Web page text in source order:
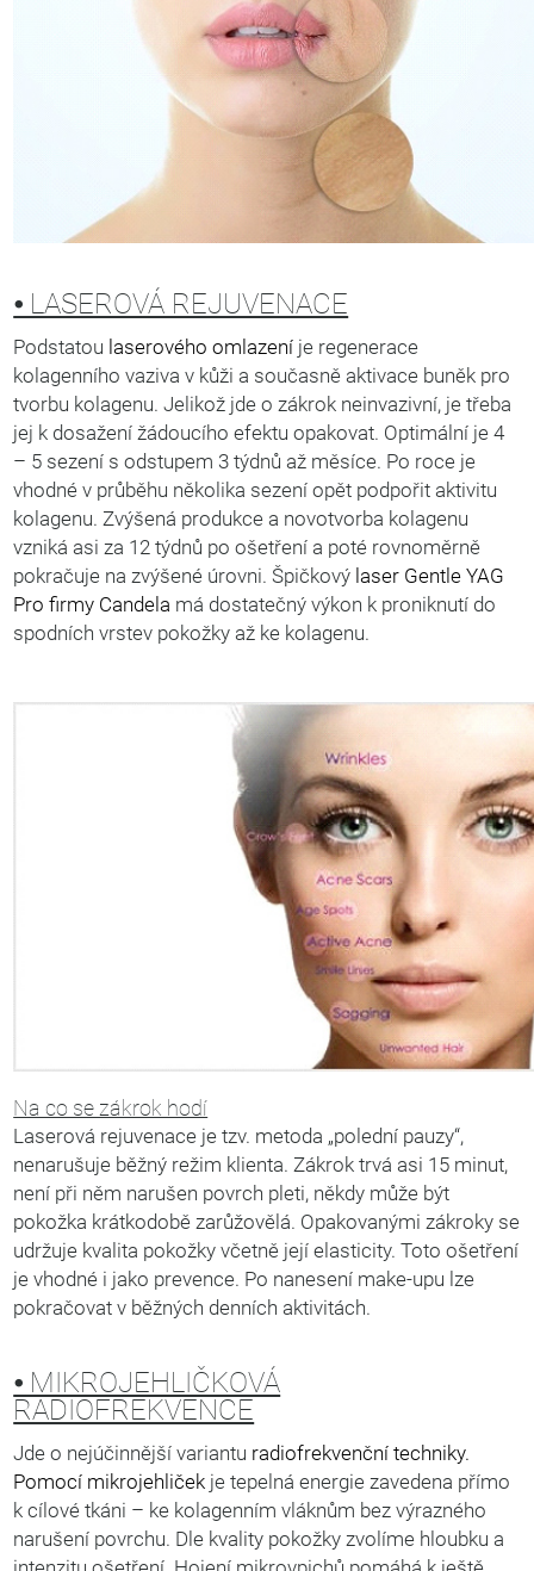
⦁ LASEROVÁ REJUVENACE
Podstatou laserového omlazení je regenerace
kolagenního vaziva v kůži a současně aktivace buněk pro
tvorbu kolagenu. Jelikož jde o zákrok neinvazivní, je třeba
jej k dosažení žádoucího efektu opakovat. Optimální je 4
– 5 sezení s odstupem 3 týdnů až měsíce. Po roce je
vhodné v průběhu několika sezení opět podpořit aktivitu
kolagenu. Zvýšená produkce a novotvorba kolagenu
vzniká asi za 12 týdnů po ošetření a poté rovnoměrně
pokračuje na zvýšené úrovni. Špičkový laser Gentle YAG
Pro firmy Candela má dostatečný výkon k proniknutí do
spodních vrstev pokožky až ke kolagenu.
Na co se zákrok hodí
Laserová rejuvenace je tzv. metoda „polední pauzy“,
nenarušuje běžný režim klienta. Zákrok trvá asi 15 minut,
není při něm narušen povrch pleti, někdy může být
pokožka krátkodobě zarůžovělá. Opakovanými zákroky se
udržuje kvalita pokožky včetně její elasticity. Toto ošetření
je vhodné i jako prevence. Po nanesení make-upu lze
pokračovat v běžných denních aktivitách.
⦁ MIKROJEHLIČKOVÁ
RADIOFREKVENCE
Jde o nejúčinnější variantu radiofrekvenční techniky.
Pomocí mikrojehliček je tepelná energie zavedena přímo
k cílové tkáni – ke kolagenním vláknům bez výrazného
narušení povrchu. Dle kvality pokožky zvolíme hloubku a